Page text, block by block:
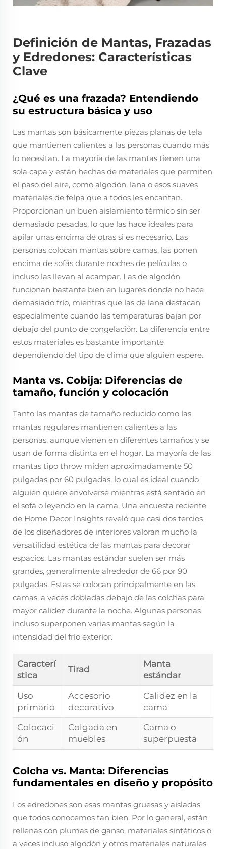
Definición de Mantas, Frazadas
y Edredones: Características
Clave
¿Qué es una frazada? Entendiendo
su estructura básica y uso
Las mantas son básicamente piezas planas de tela
que mantienen calientes a las personas cuando más
lo necesitan. La mayoría de las mantas tienen una
sola capa y están hechas de materiales que permiten
el paso del aire, como algodón, lana o esos suaves
materiales de felpa que a todos les encantan.
Proporcionan un buen aislamiento térmico sin ser
demasiado pesadas, lo que las hace ideales para
apilar unas encima de otras si es necesario. Las
personas colocan mantas sobre camas, las ponen
encima de sofás durante noches de películas o
incluso las llevan al acampar. Las de algodón
funcionan bastante bien en lugares donde no hace
demasiado frío, mientras que las de lana destacan
especialmente cuando las temperaturas bajan por
debajo del punto de congelación. La diferencia entre
estos materiales es bastante importante
dependiendo del tipo de clima que alguien espere.
Manta vs. Cobija: Diferencias de
tamaño, función y colocación
Tanto las mantas de tamaño reducido como las
mantas regulares mantienen calientes a las
personas, aunque vienen en diferentes tamaños y se
usan de forma distinta en el hogar. La mayoría de las
mantas tipo throw miden aproximadamente 50
pulgadas por 60 pulgadas, lo cual es ideal cuando
alguien quiere envolverse mientras está sentado en
el sofá o leyendo en la cama. Una encuesta reciente
de Home Decor Insights reveló que casi dos tercios
de los diseñadores de interiores valoran mucho la
versatilidad estética de las mantas para decorar
espacios. Las mantas estándar suelen ser más
grandes, generalmente alrededor de 66 por 90
pulgadas. Estas se colocan principalmente en las
camas, a veces dobladas debajo de las colchas para
mayor calidez durante la noche. Algunas personas
incluso superponen varias mantas según la
intensidad del frío exterior.
Caracterí
stica
Tirad
Manta
estándar
Uso
primario
Accesorio
decorativo
Calidez en la
cama
Colocaci
ón
Colgada en
muebles
Cama o
superpuesta
Colcha vs. Manta: Diferencias
fundamentales en diseño y propósito
Los edredones son esas mantas gruesas y aisladas
que todos conocemos tan bien. Por lo general, están
rellenas con plumas de ganso, materiales sintéticos o
a veces incluso algodón y otros materiales naturales.